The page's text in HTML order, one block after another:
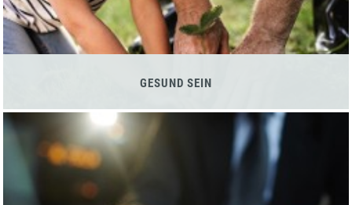
GESUND SEIN